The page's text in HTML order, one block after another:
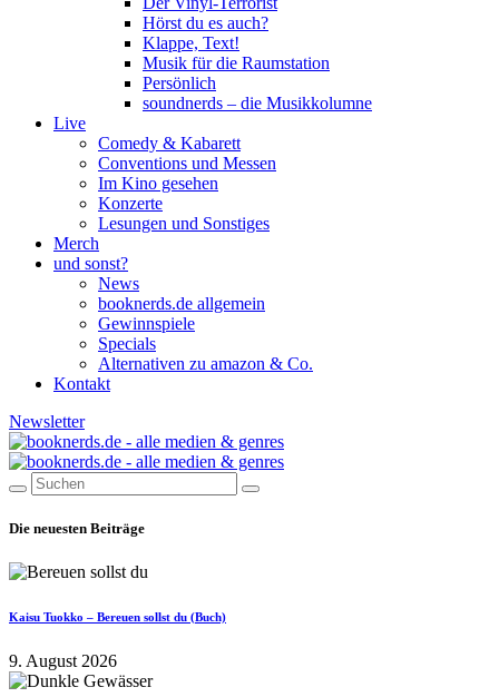
Hörst du es auch?
Klappe, Text!
Musik für die Raumstation
Persönlich
soundnerds – die Musikkolumne
Live
Comedy & Kabarett
Conventions und Messen
Im Kino gesehen
Konzerte
Lesungen und Sonstiges
Merch
und sonst?
News
booknerds.de allgemein
Gewinnspiele
Specials
Alternativen zu amazon & Co.
Kontakt
Newsletter
Die neuesten Beiträge
Kaisu Tuokko – Bereuen sollst du (Buch)
9. August 2026